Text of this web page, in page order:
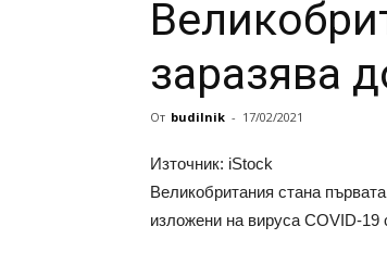
заразява
От budilnik - 17/02/2021
Източник: iStock
Великобритания стана
изложени на вируса COVID-19